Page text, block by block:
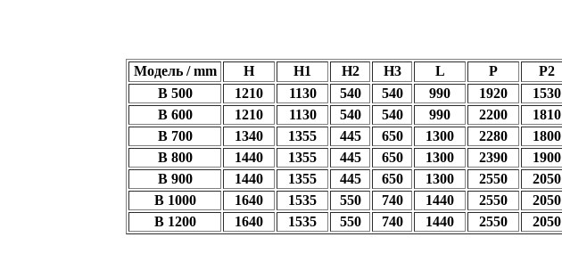
Модель / mm H H1 H2 H3 L P P2
B 500
1210 1130 540 540 990 1920 1530
B 600
1210 1130 540 540 990 2200 1810
B 700
1340 1355 445 650 1300 2280 1800
B 800
1440 1355 445 650 1300 2390 1900
B 900
1440 1355 445 650 1300 2550 2050
B 1000
1640 1535 550 740 1440 2550 2050
B 1200
1640 1535 550 740 1440 2550 2050